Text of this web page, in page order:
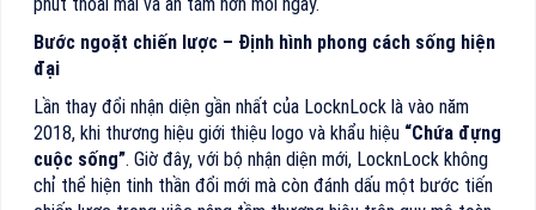
Bước ngoặt chiến lược – Định hình phong cách sống hiện
đại
Lần thay đổi nhận diện gần nhất của LocknLock là vào năm
2018, khi thương hiệu giới thiệu logo và khẩu hiệu “Chứa đựng
cuộc sống”. Giờ đây, với bộ nhận diện mới, LocknLock không
chỉ thể hiện tinh thần đổi mới mà còn đánh dấu một bước tiến